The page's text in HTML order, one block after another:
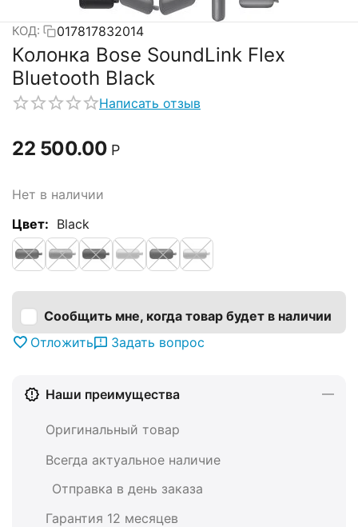
КОД: 017817832014
Колонка Bose SoundLink Flex
Bluetooth Black
Написать отзыв
22 500.00 Р
Нет в наличии
Цвет: Black
Сообщить мне, когда товар будет в наличии
Отложить
Задать вопрос
Наши преимущества
Оригинальный товар
Всегда актуальное наличие
Отправка в день заказа
Гарантия 12 месяцев